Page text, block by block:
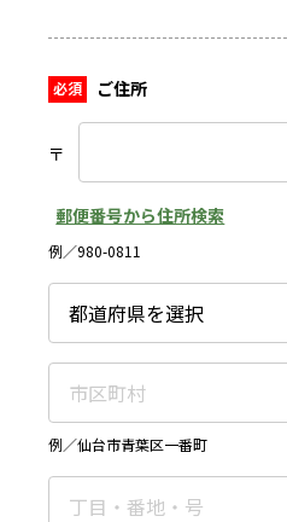
ご住所
〒
郵便番号から住所検索
例／980-0811
例／仙台市青葉区一番町